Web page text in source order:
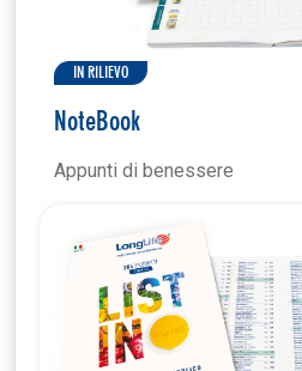
IN RILIEVO
NoteBook
Appunti di benessere